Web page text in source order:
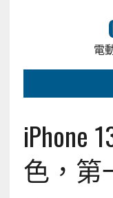
電
iPhone
色，第